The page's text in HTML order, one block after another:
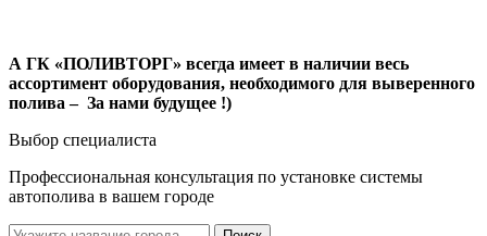
А ГК «ПОЛИВТОРГ» всегда имеет в наличии весь
ассортимент оборудования, необходимого для выверенного
полива – За нами будущее !)
Выбор специалиста
Профессиональная консультация по установке системы
автополива в вашем городе